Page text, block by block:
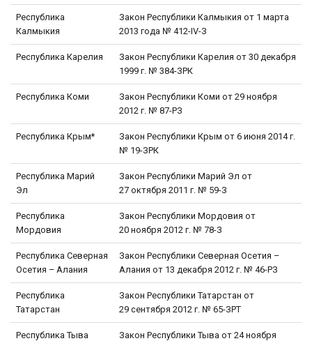
Республика
Калмыкия
Закон Республики Калмыкия от 1 марта
2013 года № 412-IV-З
Республика Карелия
Закон Республики Карелия от 30 декабря
1999 г. № 384-ЗРК
Республика Коми
Закон Республики Коми от 29 ноября
2012 г. № 87-РЗ
Республика Крым*
Закон Республики Крым от 6 июня 2014 г.
№ 19-ЗРК
Республика Марий
Эл
Закон Республики Марий Эл от
27 октября 2011 г. № 59-З
Республика
Мордовия
Закон Республики Мордовия от
20 ноября 2012 г. № 78-З
Республика Северная
Осетия – Алания
Закон Республики Северная Осетия –
Алания от 13 декабря 2012 г. № 46-РЗ
Республика
Татарстан
Закон Республики Татарстан от
29 сентября 2012 г. № 65-ЗРТ
Республика Тыва
Закон Республики Тыва от 24 ноября